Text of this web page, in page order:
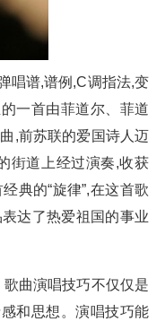
唱谱,谱例,C调指法,变
一首由菲道尔、菲道
,前苏联的爱国诗人迈
街道上经过演奏,收获
典的“旋律”,在这首歌
达了热爱祖国的事业
曲演唱技巧不仅仅是
和思想。演唱技巧能